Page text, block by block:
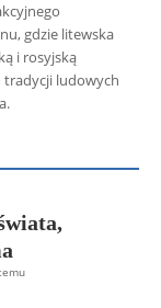
gdzie litewska
i rosyjską
tradycji ludowych
Antoni Radczenko
Grzegorz Górny